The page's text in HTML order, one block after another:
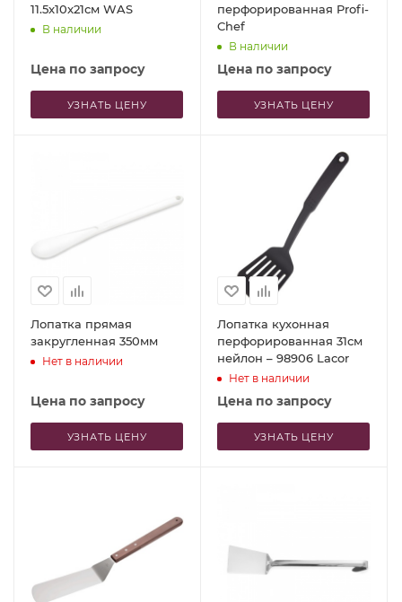
11.5x10x21см WAS
В наличии
Цена по запросу
УЗНАТЬ ЦЕНУ
перфорированная Profi-
Chef
В наличии
Цена по запросу
УЗНАТЬ ЦЕНУ
Лопатка прямая
закругленная 350мм
Нет в наличии
Цена по запросу
УЗНАТЬ ЦЕНУ
Лопатка кухонная
перфорированная 31см
нейлон – 98906 Lacor
Нет в наличии
Цена по запросу
УЗНАТЬ ЦЕНУ